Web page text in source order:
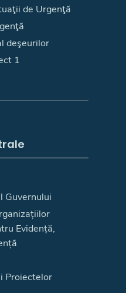
de Urgenţă
deşeurilor
1
Guvernului
Evidență,
Proiectelor